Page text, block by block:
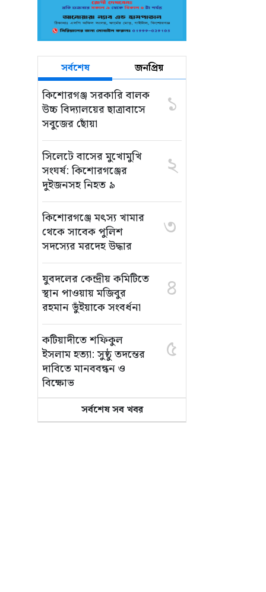
সর্বশেষ জনপ্রিয়
কিশোরগঞ্জ সরকারি বালক
উচ্চ বিদ্যালয়ের ছাত্রাবাসে
সবুজের ছোঁয়া
১
সিলেটে বাসের মুখোমুখি
সংঘর্ষ: কিশোরগঞ্জের
দুইজনসহ নিহত ৯
২
কিশোরগঞ্জে মৎস্য খামার
থেকে সাবেক পুলিশ
সদস্যের মরদেহ উদ্ধার
৩
যুবদলের কেন্দ্রীয় কমিটিতে
স্থান পাওয়ায় মজিবুর
রহমান ভুঁইয়াকে সংবর্ধনা
৪
কটিয়াদীতে শফিকুল
ইসলাম হত্যা: সুষ্ঠু তদন্তের
দাবিতে মানববন্ধন ও
বিক্ষোভ
৫
অবৈধ গ্যাস সংযোগের
৬
সর্বশেষ সব খবর